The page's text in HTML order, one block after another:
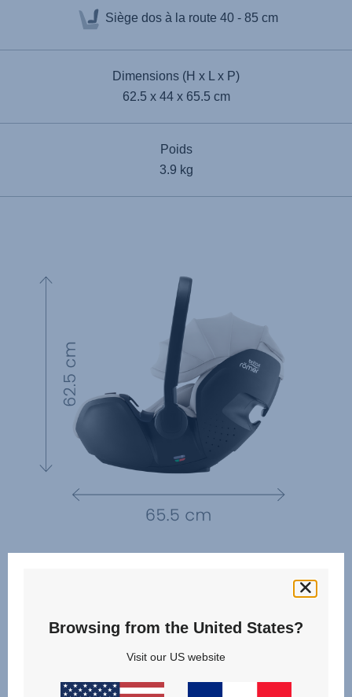
Siège dos à la route 40 - 85 cm
Dimensions (H x L x P)
62.5 x 44 x 65.5 cm
Poids
3.9 kg
Browsing from the United States?
Visit our US website